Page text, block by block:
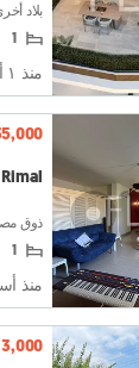
بلاد
1
منذ ١ أسبوع
in Rimal
ذوق
1
منذ
3,000